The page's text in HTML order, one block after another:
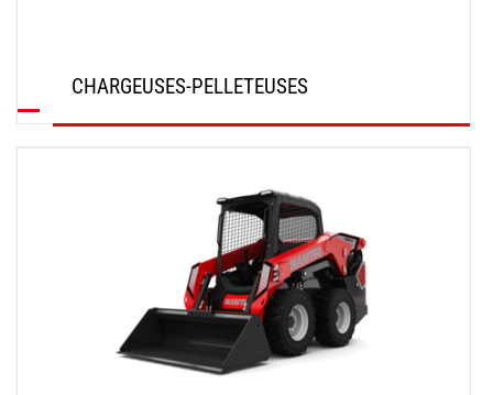
CHARGEUSES-PELLETEUSES